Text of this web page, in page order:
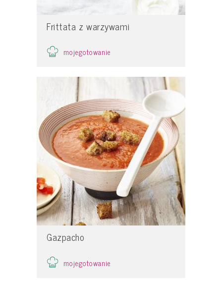
Frittata z warzywami
mojegotowanie
Gazpacho
mojegotowanie